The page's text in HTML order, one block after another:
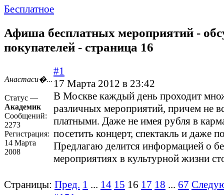
Бесплатное
Афиша бесплатных мероприятий -
покупателей - страница 16
Анастаси�...
Статус —
Академик
Сообщений:
2273
Регистрация:
14 Марта
2008
#1
17 Марта 2012 в 23:42
В Москве каждый день проходит
различных мероприятий, причем не
платными. Даже не имея рубля в
посетить концерт, спектакль и даже
Предлагаю делится информацией о
мероприятиях в культурной жизни
Страницы: Пред. 1 ... 14 15 16 17 18 ... 67